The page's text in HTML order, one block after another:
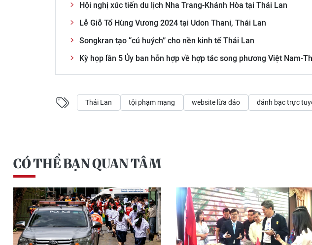
Hội nghị xúc tiến du lịch Nha Trang-Khánh Hòa tại Thái Lan
Lễ Giỗ Tổ Hùng Vương 2024 tại Udon Thani, Thái Lan
Songkran tạo “cú huých” cho nền kinh tế Thái Lan
Kỳ họp lần 5 Ủy ban hỗn hợp về hợp tác song phương Việt Nam-
Thái Lan tội phạm mạng website lừa đảo đánh bạc trực
CÓ THỂ BẠN QUAN TÂM